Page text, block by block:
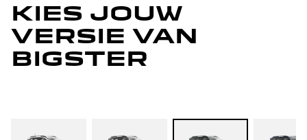
KIES JOUW
VERSIE VAN
BIGSTER